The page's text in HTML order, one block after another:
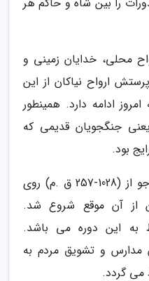
محلی، خدایان زمینی و
ارواح نیاکان از این
ادامه دارد. همینطور
جنگجویان قدیمی که
بود.
بعد از سلسله شانگ ، سلسله جو از (1028-257 ق .م) روی
از آن موقع شروع شد.
به این دوره می باشد.
مدارس و تشویق مردم به
می گردد.